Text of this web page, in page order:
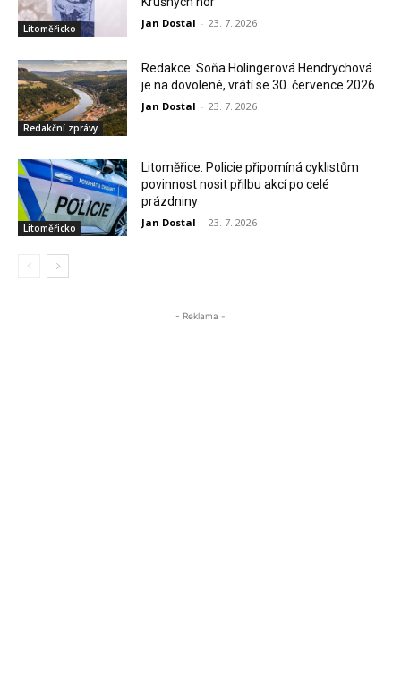
Litoměřicko Jan Dostal - 23. 7. 2026
Redakční zprávy
Redakce: Soňa Holingerová Hendrychová
je na dovolené, vrátí se 30. července 2026
Jan Dostal - 23. 7. 2026
Litoměřicko
Litoměřice: Policie připomíná cyklistům
povinnost nosit přilbu akcí po celé
prázdniny
Jan Dostal - 23. 7. 2026
- Reklama -